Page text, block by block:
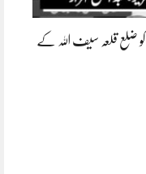
حضرت مولانا قاضی عصمت اللہ صاحب 1944 کو ضلع قلعہ سیف اللہ کے